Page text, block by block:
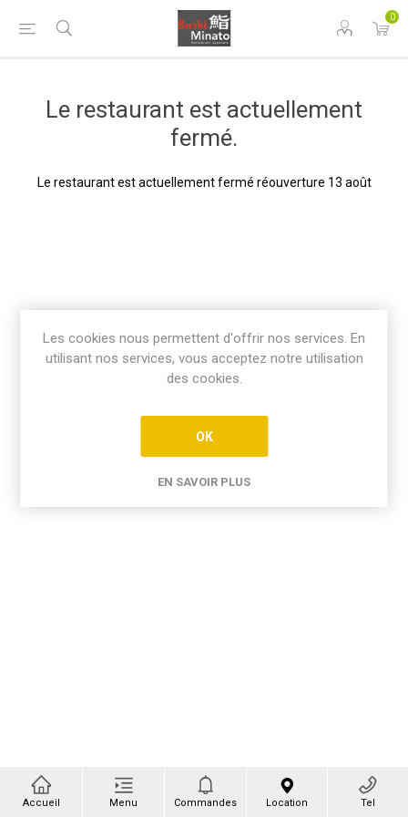
0
Le restaurant est actuellement
fermé.
Le restaurant est actuellement fermé réouverture 13 août
Accueil Menu Commandes Location Tel
Les cookies nous permettent d'offrir nos services. En
utilisant nos services, vous acceptez notre utilisation
des cookies.
OK
EN SAVOIR PLUS